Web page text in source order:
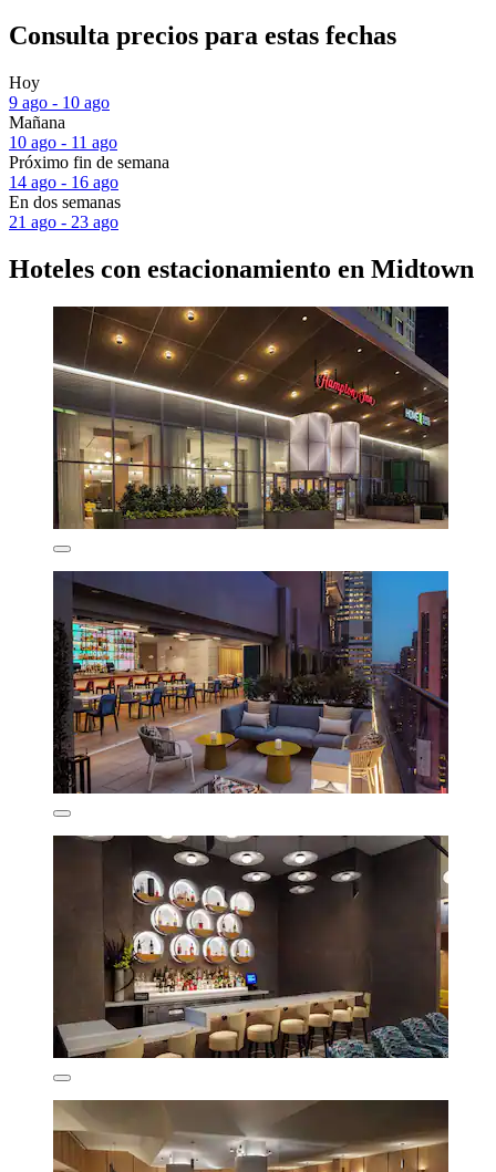
Consulta precios para estas fechas
Hoy
9 ago - 10 ago
Mañana
10 ago - 11 ago
Próximo fin de semana
14 ago - 16 ago
En dos semanas
21 ago - 23 ago
Hoteles con estacionamiento en Midtown